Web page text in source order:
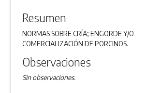
Resumen
NORMAS SOBRE CRÍA; ENGORDE Y/O
COMERCIALIZACIÓN DE PORCINOS.
Observaciones
Sin observaciones.